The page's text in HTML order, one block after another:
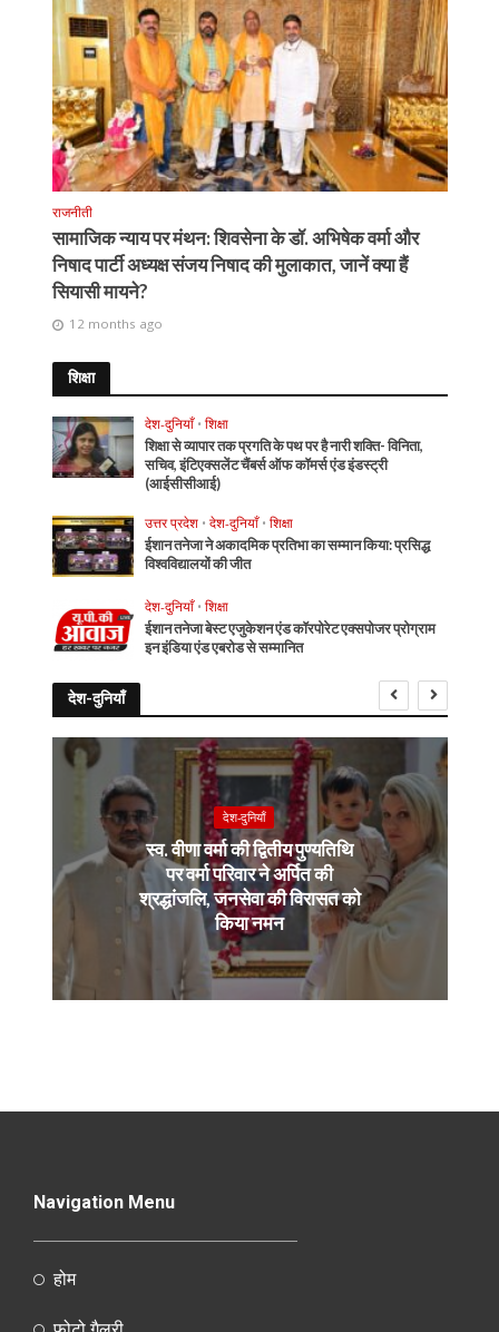
राजनीती
सामाजिक न्याय पर मंथन: शिवसेना के डॉ. अभिषेक वर्मा और
निषाद पार्टी अध्यक्ष संजय निषाद की मुलाकात, जानें क्या हैं
सियासी मायने?
12 months ago
शिक्षा
देश-दुनियाँ • शिक्षा
शिक्षा से व्यापार तक प्रगति के पथ पर है नारी शक्ति- विनिता,
सचिव, इंटिएक्सलेंट चैंबर्स ऑफ कॉमर्स एंड इंडस्ट्री
(आईसीसीआई)
उत्तर प्रदेश • देश-दुनियाँ • शिक्षा
ईशान तनेजा ने अकादमिक प्रतिभा का सम्मान किया: प्रसिद्ध
विश्वविद्यालयों की जीत
देश-दुनियाँ • शिक्षा
ईशान तनेजा बेस्ट एजुकेशन एंड कॉरपोरेट एक्सपोजर प्रोग्राम
इन इंडिया एंड एबरोड से सम्मानित
देश-दुनियाँ
देश-दुनियाँ
स्व. वीणा वर्मा की द्वितीय पुण्यतिथि
पर वर्मा परिवार ने अर्पित की
श्रद्धांजलि, जनसेवा की विरासत को
किया नमन
Navigation Menu
होम